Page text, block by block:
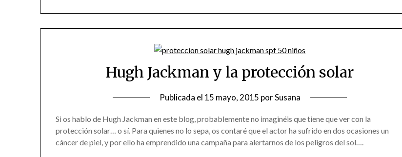
Hugh Jackman y la protección solar
Publicada el 15 mayo, 2015 porSusana
Si os hablo de Hugh Jackman en este blog, probablemente no imaginéis que tiene que ver con la
protección solar… o sí. Para quienes no lo sepa, os contaré que el actor ha sufrido en dos ocasiones un
cáncer de piel, y por ello ha emprendido una campaña para alertarnos de los peligros del sol….